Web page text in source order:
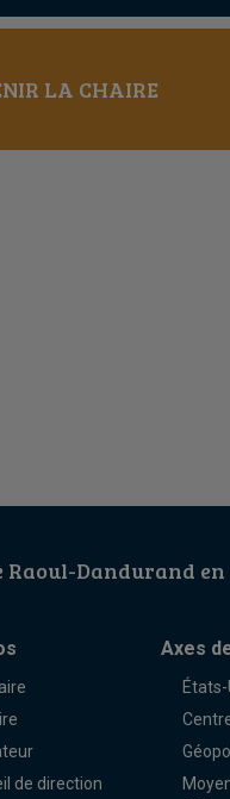
LA CHAIRE
Raoul-Dandurand
de direction
Axes
États-